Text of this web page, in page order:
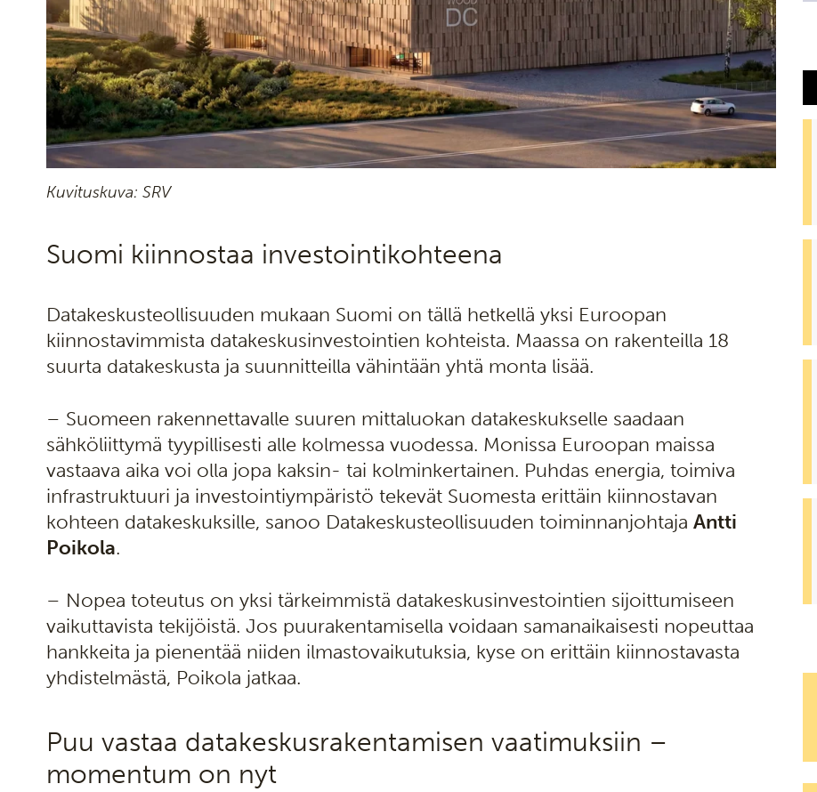
Kuvituskuva: SRV
Suomi kiinnostaa investointikohteena
Datakeskusteollisuuden mukaan Suomi on tällä hetkellä yksi Euroopan
kiinnostavimmista datakeskusinvestointien kohteista. Maassa on rakenteilla 18
suurta datakeskusta ja suunnitteilla vähintään yhtä monta lisää.
– Suomeen rakennettavalle suuren mittaluokan datakeskukselle saadaan
sähköliittymä tyypillisesti alle kolmessa vuodessa. Monissa Euroopan maissa
vastaava aika voi olla jopa kaksin- tai kolminkertainen. Puhdas energia, toimiva
infrastruktuuri ja investointiympäristö tekevät Suomesta erittäin kiinnostavan
kohteen datakeskuksille, sanoo Datakeskusteollisuuden toiminnanjohtaja Antti
Poikola.
– Nopea toteutus on yksi tärkeimmistä datakeskusinvestointien sijoittumiseen
vaikuttavista tekijöistä. Jos puurakentamisella voidaan samanaikaisesti nopeuttaa
hankkeita ja pienentää niiden ilmastovaikutuksia, kyse on erittäin kiinnostavasta
yhdistelmästä, Poikola jatkaa.
Puu vastaa datakeskusrakentamisen vaatimuksiin –
momentum on nyt